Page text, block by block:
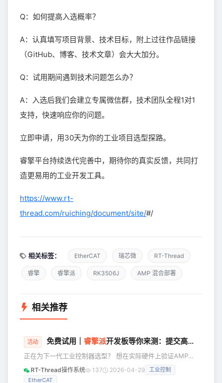
Q：如何提高入选概率？
A：认真填写项目背景、技术目标，附上过往作品链接
（GitHub、博客、技术文章）会大大加分。
Q：试用期间遇到技术问题怎么办？
A：入选后我们会建立专属微信群，技术团队全程1对1
支持，快速响应你的问题。
立即申请，用30天为你的工业项目选型探路。
睿擎平台持续迭代完善中，期待你的真实反馈，共同打
造更易用的工业开发工具。
https://www.rt-
thread.com/ruiching/document/site/#/
相关标签： EtherCAT 瑞芯微 RT-Thread
睿擎 睿擎派 RK3506J AMP 混合部署
相关推荐
活动 免费试用｜ 睿擎派开发板等你来测：提交高质量报告，开发板免费送
正在为下一代工业控制器选型？ 想在实际硬件上验证AMP混
合部署、EtherCAT实时性？ 免费申请一块睿擎派，30天深度
测试，只要提交高质量报告，开发板就归你。 睿擎工业平台
RT-Thread操作系统 137 2026-04-29
工业控制
EtherCAT